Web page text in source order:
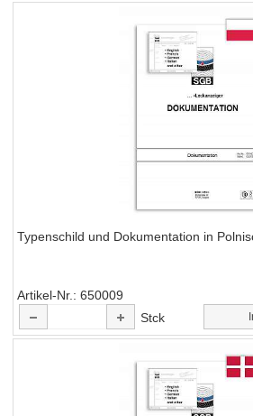
Typenschild und Dokumentation in
Artikel-Nr. 650009
Stck